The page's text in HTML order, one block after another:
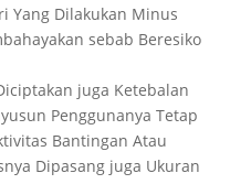
Yang Dilakukan Minus
sebab Beresiko
juga Ketebalan
Penggunanya Tetap
Bantingan Atau
Dipasang juga Ukuran